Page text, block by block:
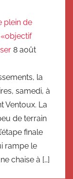
plein de
8 août
la
samedi, à
Ventoux. La
de terrain
finale
rampe le
chaise à […]